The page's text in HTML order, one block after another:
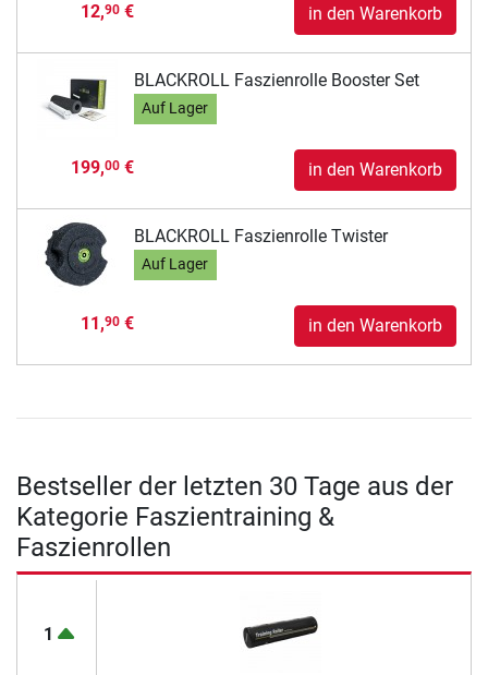
12,90€ in den Warenkorb
BLACKROLL Faszienrolle Booster Set
Auf Lager
199,00€ in den Warenkorb
BLACKROLL Faszienrolle Twister
Auf Lager
11,90€ in den Warenkorb
Bestseller der letzten 30 Tage aus der
Kategorie Faszientraining &
Faszienrollen
1